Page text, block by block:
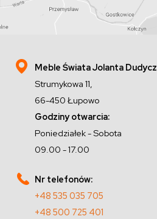
Meble Świata Jolanta Dudycz
Strumykowa 11,
66-450 Łupowo
Godziny otwarcia:
Poniedziałek - Sobota
09.00 - 17.00
Nr telefonów:
+48 535 035 705
+48 500 725 401